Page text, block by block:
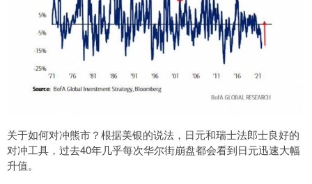
关于如何对冲熊市？根据美银的说法，日元和瑞士法郎士良好的
对冲工具，过去40年几乎每次华尔街崩盘都会看到日元迅速大幅
升值。